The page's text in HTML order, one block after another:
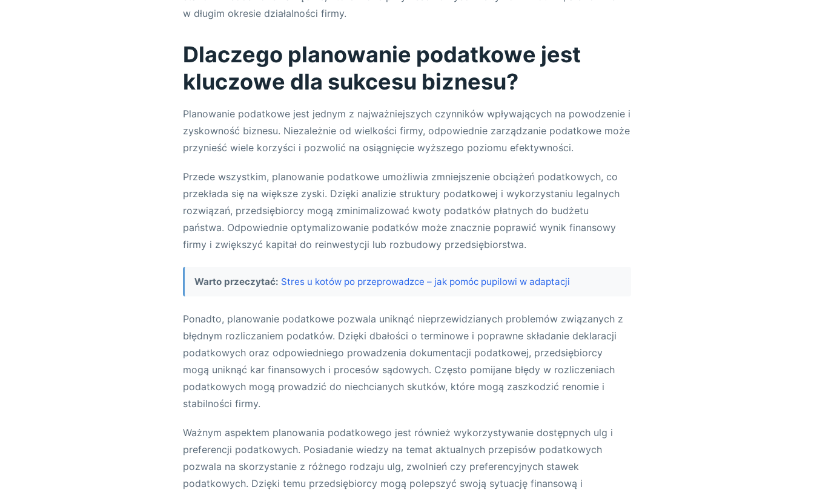
w długim okresie działalności firmy.
Dlaczego planowanie podatkowe jest
kluczowe dla sukcesu biznesu?
Planowanie podatkowe jest jednym z najważniejszych czynników wpływających na powodzenie i
zyskowność biznesu. Niezależnie od wielkości firmy, odpowiednie zarządzanie podatkowe może
przynieść wiele korzyści i pozwolić na osiągnięcie wyższego poziomu efektywności.
Przede wszystkim, planowanie podatkowe umożliwia zmniejszenie obciążeń podatkowych, co
przekłada się na większe zyski. Dzięki analizie struktury podatkowej i wykorzystaniu legalnych
rozwiązań, przedsiębiorcy mogą zminimalizować kwoty podatków płatnych do budżetu
państwa. Odpowiednie optymalizowanie podatków może znacznie poprawić wynik finansowy
firmy i zwiększyć kapitał do reinwestycji lub rozbudowy przedsiębiorstwa.
Warto przeczytać: Stres u kotów po przeprowadzce – jak pomóc pupilowi w adaptacji
Ponadto, planowanie podatkowe pozwala uniknąć nieprzewidzianych problemów związanych z
błędnym rozliczaniem podatków. Dzięki dbałości o terminowe i poprawne składanie deklaracji
podatkowych oraz odpowiedniego prowadzenia dokumentacji podatkowej, przedsiębiorcy
mogą uniknąć kar finansowych i procesów sądowych. Często pomijane błędy w rozliczeniach
podatkowych mogą prowadzić do niechcianych skutków, które mogą zaszkodzić renomie i
stabilności firmy.
Ważnym aspektem planowania podatkowego jest również wykorzystywanie dostępnych ulg i
preferencji podatkowych. Posiadanie wiedzy na temat aktualnych przepisów podatkowych
pozwala na skorzystanie z różnego rodzaju ulg, zwolnień czy preferencyjnych stawek
podatkowych. Dzięki temu przedsiębiorcy mogą polepszyć swoją sytuację finansową i